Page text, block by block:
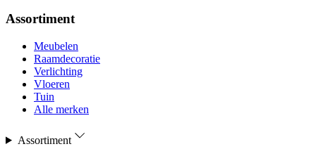
Assortiment
Meubelen
Raamdecoratie
Verlichting
Vloeren
Tuin
Alle merken
Assortiment